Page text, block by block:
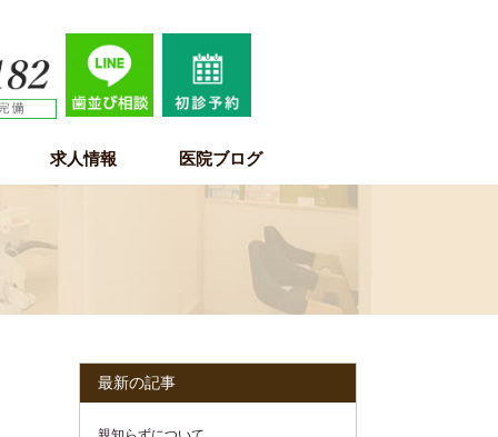
求人情報 医院ブログ
最新の記事